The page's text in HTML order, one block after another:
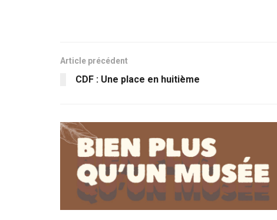
Article précédent
CDF : Une place en huitième